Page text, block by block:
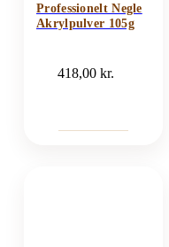
Professionelt Negle
Akrylpulver 105g
418,00kr.